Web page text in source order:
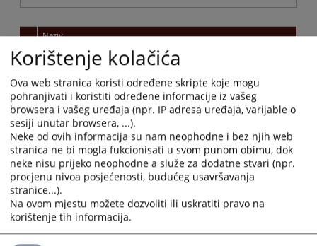
Naziv
Općinski sud u Cazinu
Naziv institucije:
Općinski sud u Cazinu
Adresa:
Dr. Irfana Ljubljankića 12, 77220 Cazin
Telefon:
037 514 019 - centrala
Telefaks:
037 513 180 - predsjednik suda
Adresa elektronske pošte:
opsud-cazin@pravosudje.ba
Web stranica:
https://opsud-cazin.pravosudje.ba
Radno vrijeme:
ponedjeljak - petak: 07:30-16:00;
Predsjednik:
Druga kontakt osoba:
Almir Handanagić
Potvrde koje se
mogu dobiti u
sudu:
Uvjerenja o podacima krivičnog postupka; Apostile
ovjera dokumenata; Sudska ovjera dokumenata; ZK
Korištenje kolačića
Ova web stranica koristi određene skripte koje mogu
pohranjivati i koristiti određene informacije iz vašeg
browsera i vašeg uređaja (npr. IP adresa uređaja, varijable o
sesiji unutar browsera, ...).
Neke od ovih informacija su nam neophodne i bez njih web
stranica ne bi mogla fukcionisati u svom punom obimu, dok
neke nisu prijeko neophodne a služe za dodatne stvari (npr.
procjenu nivoa posjećenosti, budućeg usavršavanja
stranice...).
Na ovom mjestu možete dozvoliti ili uskratiti pravo na
korištenje tih informacija.